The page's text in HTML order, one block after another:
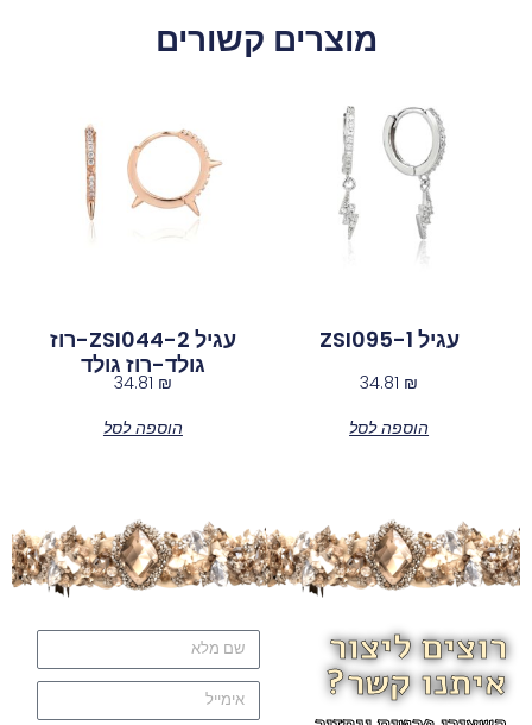
מוצרים קשורים
עגיל ZSI095-1
34.81 ₪
הוספה לסל
עגיל ZSI044-2-רוז
גולד-רוז גולד
34.81 ₪
הוספה לסל
רוצים ליצור
איתנו קשר?